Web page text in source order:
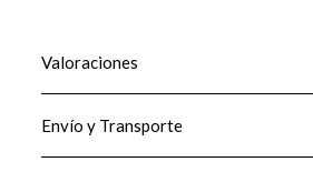
Valoraciones
Envío y Transporte